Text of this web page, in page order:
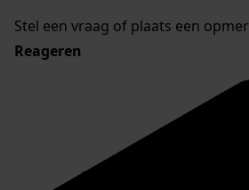
Stel een vraag of plaats een
Reageren